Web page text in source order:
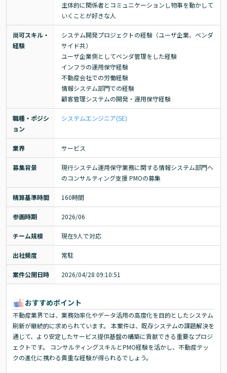
主体的に関係者とコミュニケーションし物事を動かして
いくことが好きな人
尚可スキル・
経験
システム開発プロジェクトの経験（ユーザ企業、ベンダ
サイド共）
ユーザ企業側としてベンダ管理をした経験
インフラの運用保守経験
不動産会社での労働経験
情報システム部門での経験
顧客管理システムの開発・運用保守経験
職種・ポジシ
ョン
システムエンジニア(SE)
業界 サービス
募集背景
現行システム運用保守業務に関する情報システム部門へ
のコンサルティング支援 PMOの募集
精算基準時間 160時間
参画時期 2026/06
チーム規模 現在9人で対応
出社頻度 常駐
案件公開日時 2026/04/28 09:10:51
おすすめポイント
不動産業界では、業務効率化やデータ活用の高度化を目的としたシステム
刷新が継続的に求められています。 本案件は、既存システムの課題解決を
通じて、より安定したサービス提供基盤の構築に貢献できる重要なプロジ
ェクトです。 コンサルティングスキルとPMO経験を活かし、不動産テッ
クの進化に携わる貴重な経験が得られるでしょう。